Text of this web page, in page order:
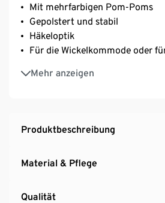
Mit mehrfarbigen Pom-Poms
Gepolstert und stabil
Häkeloptik
Für die Wickelkommode oder
Mehr anzeigen
2 verschiedene Größen
Mit Bio-Baumwolle
Produktbeschreibung
Material & Pflege
Qualität